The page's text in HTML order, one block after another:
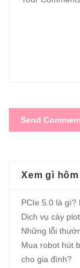
Xem gì
PCIe 5.0 là gì?
Dịch vụ cày
Những lỗi
Mua robot hút
cho gia đình?